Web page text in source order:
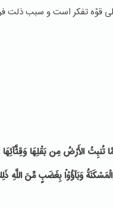
قوّه تفکر است و سبب ذلت
الأَرْضُ مِن بَقْلِهَا
وَبَآؤُوْاْ بِغَضَبٍ مِّنَ اللَّهِ